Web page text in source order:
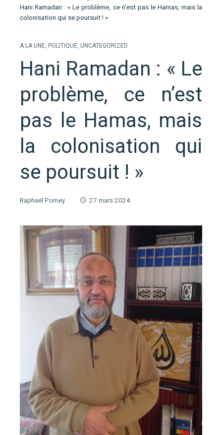
Hani Ramadan : « Le problème, ce n’est pas le Hamas, mais la
colonisation qui se poursuit ! »
A LA UNE, POLITIQUE, UNCATEGORIZED
Hani Ramadan : « Le
problème, ce n’est
pas le Hamas, mais
la colonisation qui
se poursuit ! »
Raphaël Pomey 27 mars 2024